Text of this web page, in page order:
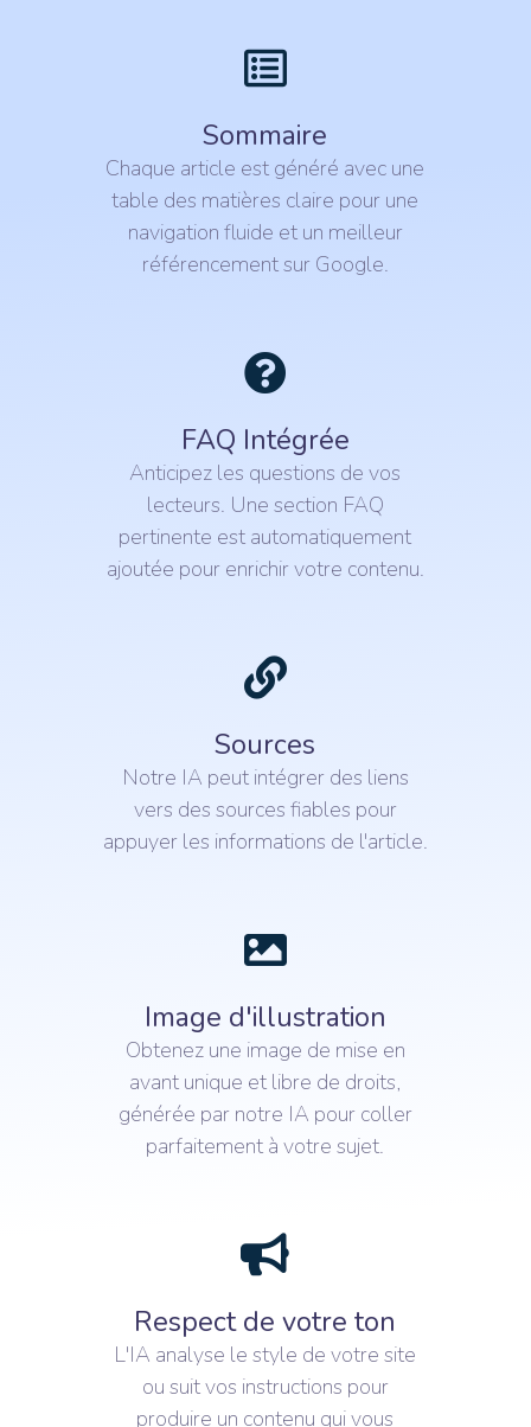
Sommaire
Chaque article est généré avec une
table des matières claire pour une
navigation fluide et un meilleur
référencement sur Google.
FAQ Intégrée
Anticipez les questions de vos
lecteurs. Une section FAQ
pertinente est automatiquement
ajoutée pour enrichir votre contenu.
Sources
Notre IA peut intégrer des liens
vers des sources fiables pour
appuyer les informations de l'article.
Image d'illustration
Obtenez une image de mise en
avant unique et libre de droits,
générée par notre IA pour coller
parfaitement à votre sujet.
Respect de votre ton
L'IA analyse le style de votre site
ou suit vos instructions pour
produire un contenu qui vous